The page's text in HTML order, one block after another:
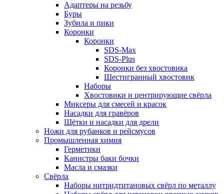
Адаптеры на резьбу
Буры
Зубила и пики
Коронки
Коронки
SDS-Max
SDS-Plus
Коронки без хвостовика
Шестигранный хвостовик
Наборы
Хвостовики и центрирующие свёрла
Миксеры для смесей и красок
Насадки для гравёров
Щётки и насадки для дрели
Ножи для рубанков и рейсмусов
Промышленная химия
Герметики
Канистры баки бочки
Масла и смазки
Свёрла
Наборы нитридтитановых свёрл по металлу